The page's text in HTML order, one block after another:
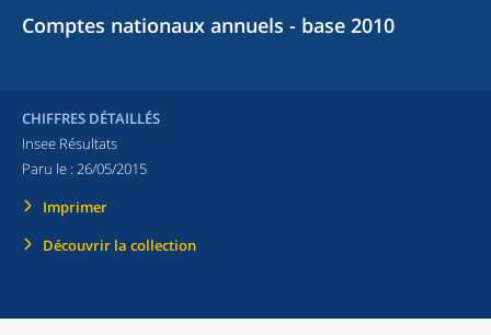
Comptes nationaux annuels - base 2010
CHIFFRES DÉTAILLÉS
Insee Résultats
Paru le : 26/05/2015
Imprimer
Découvrir la collection